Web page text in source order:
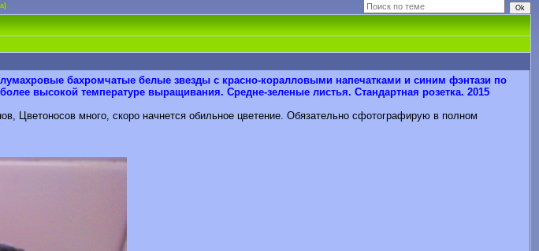
бахромчатые белые звезды с красно-коралловыми напечатками и синим фэнтази по
высокой температуре выращивания. Средне-зеленые листья. Стандартная розетка. 2015
Цветоносов много, скоро начнется обильное цветение. Обязательно сфотографирую в полном